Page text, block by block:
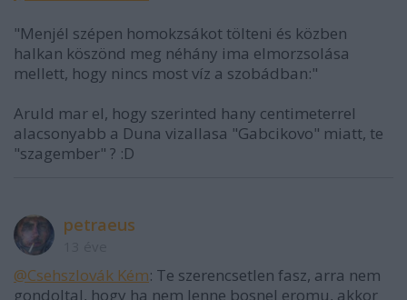
"Menjél szépen homokzsákot tölteni és közben
halkan köszönd meg néhány ima elmorzsolása
mellett, hogy nincs most víz a szobádban:"
Aruld mar el, hogy szerinted hany centimeterrel
alacsonyabb a Duna vizallasa "Gabcikovo" miatt, te
"szagember" ? :D
petraeus
@Csehszlovák Kém: Te szerencsetlen fasz, arra nem
gondoltal, hogy ha nem lenne bosnel eromu, akkor